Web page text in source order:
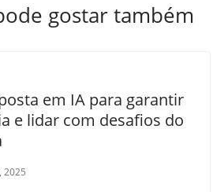
gostar também
em IA para garantir
e lidar com desafios do
2025